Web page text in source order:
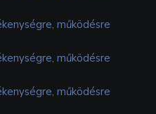
működésre
működésre
működésre